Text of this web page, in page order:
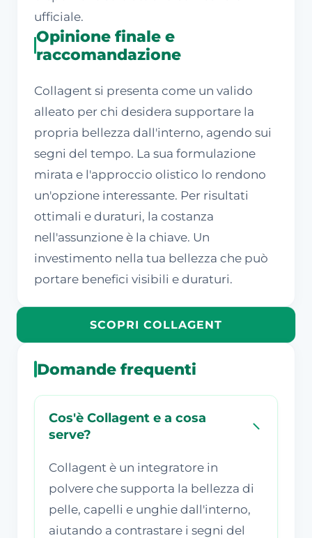
ufficiale.
Opinione finale e
raccomandazione
Collagent si presenta come un valido
alleato per chi desidera supportare la
propria bellezza dall'interno, agendo sui
segni del tempo. La sua formulazione
mirata e l'approccio olistico lo rendono
un'opzione interessante. Per risultati
ottimali e duraturi, la costanza
nell'assunzione è la chiave. Un
investimento nella tua bellezza che può
portare benefici visibili e duraturi.
SCOPRI COLLAGENT
Domande frequenti
Cos'è Collagent e a cosa
serve?
Collagent è un integratore in
polvere che supporta la bellezza di
pelle, capelli e unghie dall'interno,
aiutando a contrastare i segni del